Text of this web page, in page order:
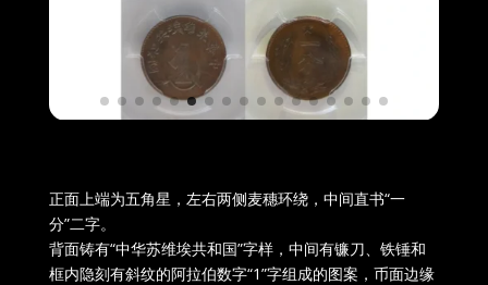
正面上端为五角星，左右两侧麦穗环绕，中间直书“一
分”二字。
背面铸有“中华苏维埃共和国”字样，中间有镰刀、铁锤和
框内隐刻有斜纹的阿拉伯数字“1”字组成的图案，币面边缘